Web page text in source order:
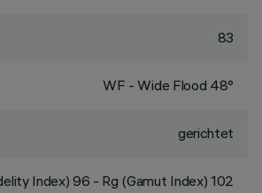
83
WF - Wide Flood 48°
gerichtet
Index) 96 - Rg (Gamut Index) 102